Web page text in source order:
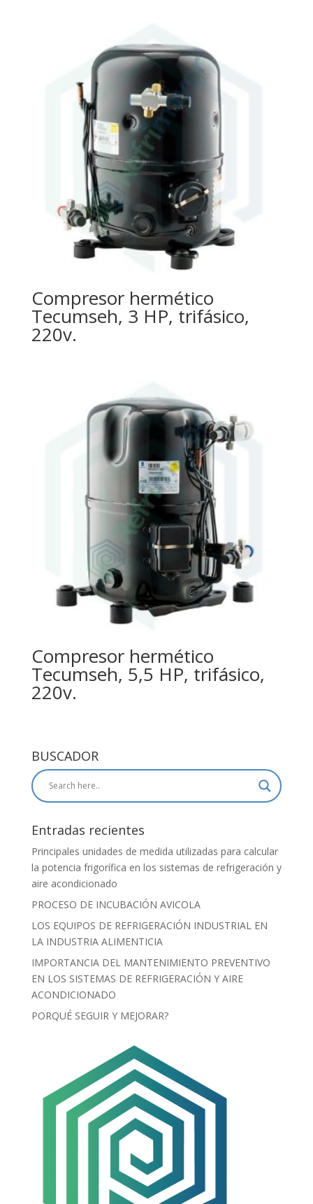
Compresor hermético
Tecumseh, 3 HP, trifásico,
220v.
Compresor hermético
Tecumseh, 5,5 HP, trifásico,
220v.
BUSCADOR
Entradas recientes
Principales unidades de medida utilizadas para calcular
la potencia frigorífica en los sistemas de refrigeración y
aire acondicionado
PROCESO DE INCUBACIÓN AVICOLA
LOS EQUIPOS DE REFRIGERACIÓN INDUSTRIAL EN
LA INDUSTRIA ALIMENTICIA
IMPORTANCIA DEL MANTENIMIENTO PREVENTIVO
EN LOS SISTEMAS DE REFRIGERACIÓN Y AIRE
ACONDICIONADO
PORQUÉ SEGUIR Y MEJORAR?